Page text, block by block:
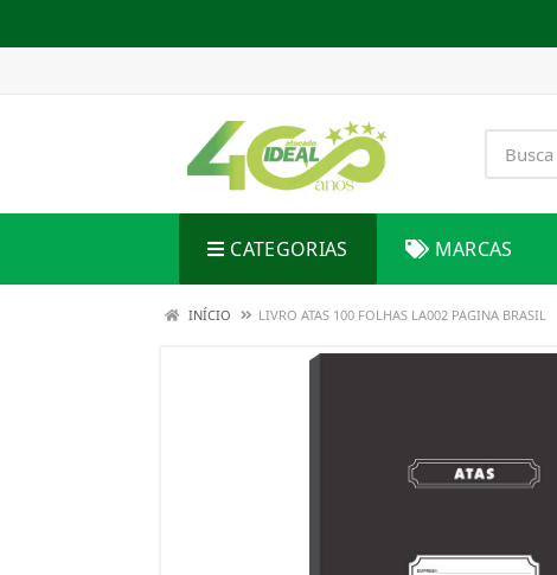
CATEGORIAS MARCAS
INÍCIO LIVRO ATAS 100 FOLHAS LA002 PAGINA BRASIL